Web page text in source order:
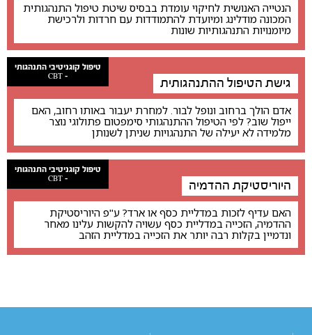
הנטייה האנושית לחיקוי עומדת בבסיס שיטת טיפול התנהגותית
המכונה מודלינג ומיועדת להתמודדות עם חרדות ולרכישת
מיומנויות התנהגותיות שונות
טיפול קוגניטיבי התנהגותי
- CBT
גישת הטיפול ההתנהגותית
אדם הולך ברחוב ונופל לבור. למחרת יעבור באותו רחוב, האם
ייפול שוב? לפי הטיפול ההתנהגותי סימפטום פתולוגי נוצר
מלמידה לא יעילה של התנהגויות שניתן לשנותן
טיפול קוגניטיבי התנהגותי
- CBT
היוריסטיקת ההדמיה
האם עדיף לזכות במדליית כסף או ארד? ע"פ היוריסטיקת
ההדמיה, הזכייה במדליית כסף עשויה להקשות עלינו מאחר
ונדמיין בקלות רבה יותר את הזכייה במדליית הזהב